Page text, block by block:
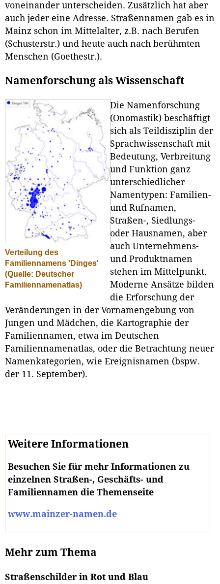
voneinander unterscheiden. Zusätzlich hat aber
auch jeder eine Adresse. Straßennamen gab es in
Mainz schon im Mittelalter, z.B. nach Berufen
(Schusterstr.) und heute auch nach berühmten
Menschen (Goethestr.).
Namenforschung als Wissenschaft
Verteilung des
Familiennamens 'Dinges'
(Quelle: Deutscher
Familiennamenatlas)
Die Namenforschung
(Onomastik) beschäftigt
sich als Teildisziplin der
Sprachwissenschaft mit
Bedeutung, Verbreitung
und Funktion ganz
unterschiedlicher
Namentypen: Familien-
und Rufnamen,
Straßen-, Siedlungs-
oder Hausnamen, aber
auch Unternehmens-
und Produktnamen
stehen im Mittelpunkt.
Moderne Ansätze bilden
die Erforschung der
Veränderungen in der Vornamengebung von
Jungen und Mädchen, die Kartographie der
Familiennamen, etwa im Deutschen
Familiennamenatlas, oder die Betrachtung neuer
Namenkategorien, wie Ereignisnamen (bspw.
der 11. September).
Weitere Informationen
Besuchen Sie für mehr Informationen zu
einzelnen Straßen-, Geschäfts- und
Familiennamen die Themenseite
www.mainzer-namen.de
Mehr zum Thema
Straßenschilder in Rot und Blau